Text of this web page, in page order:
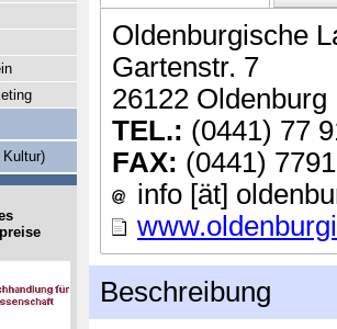
Oldenburgische
Gartenstr. 7
26122 Oldenburg
TEL.: (0441) 77
FAX: (0441)
info [ät]
Beschreibung